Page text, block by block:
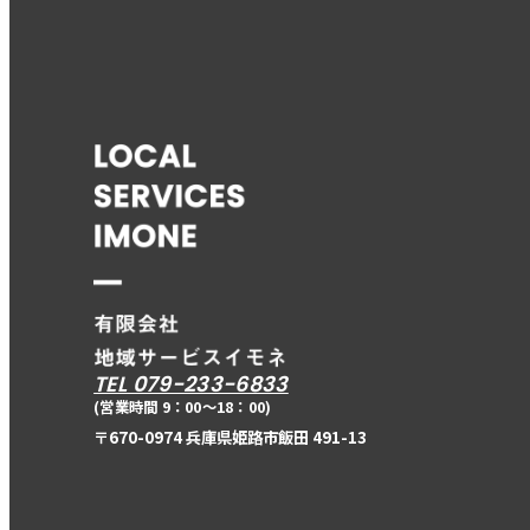
TEL 079-233-6833
(営業時間 9：00〜18：00)
〒670-0974 兵庫県姫路市飯田 491-13